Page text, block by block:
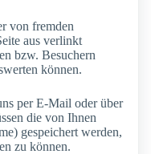
von fremden
aus verlinkt
bzw. Besuchern
können.
per E-Mail oder über
die von Ihnen
gespeichert werden,
zu können.